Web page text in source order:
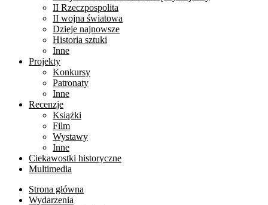
II Rzeczpospolita
II wojna światowa
Dzieje najnowsze
Historia sztuki
Inne
Projekty
Konkursy
Patronaty
Inne
Recenzje
Książki
Film
Wystawy
Inne
Ciekawostki historyczne
Multimedia
Strona główna
Wydarzenia